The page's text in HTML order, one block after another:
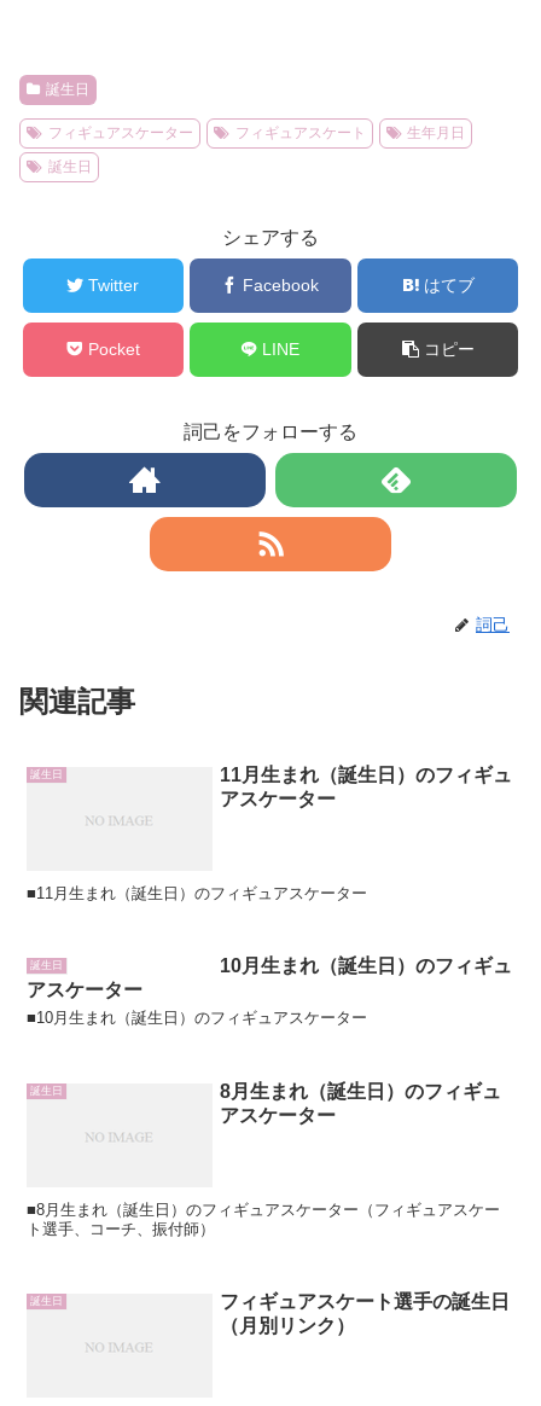
誕生日
フィギュアスケーター フィギュアスケート
生年月日
誕生日
シェアする
Twitter Facebook はてブ
Pocket LINE コピー
詞己をフォローする
詞己
関連記事
誕生日
11月生まれ（誕生日）のフィギュ
アスケーター
■11月生まれ（誕生日）のフィギュアスケーター
誕生日
10月生まれ（誕生日）のフィギュ
アスケーター
■10月生まれ（誕生日）のフィギュアスケーター
誕生日
8月生まれ（誕生日）のフィギュ
アスケーター
■8月生まれ（誕生日）のフィギュアスケーター（フィギュアスケー
ト選手、コーチ、振付師）
誕生日
フィギュアスケート選手の誕生日
（月別リンク）